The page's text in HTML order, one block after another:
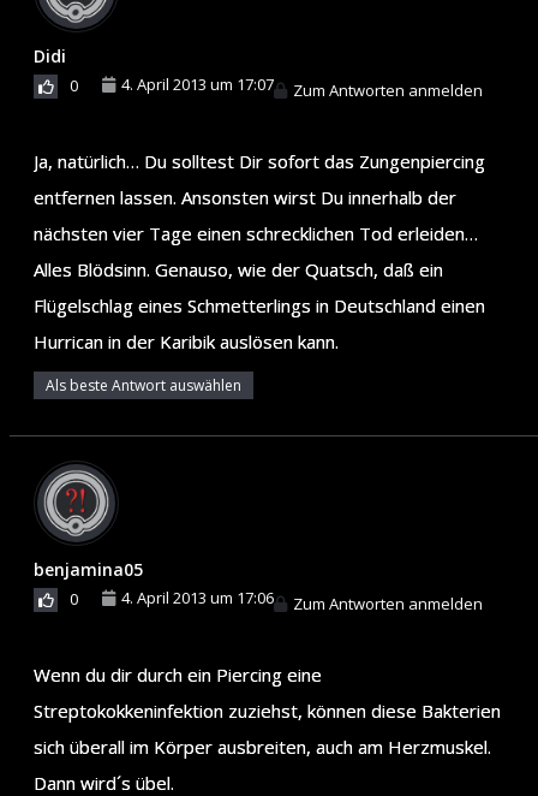
Didi
0 4. April 2013 um 17:07 Zum Antworten anmelden
Ja, natürlich… Du solltest Dir sofort das Zungenpiercing
entfernen lassen. Ansonsten wirst Du innerhalb der
nächsten vier Tage einen schrecklichen Tod erleiden…
Alles Blödsinn. Genauso, wie der Quatsch, daß ein
Flügelschlag eines Schmetterlings in Deutschland einen
Hurrican in der Karibik auslösen kann.
Als beste Antwort auswählen
benjamina05
0 4. April 2013 um 17:06 Zum Antworten anmelden
Wenn du dir durch ein Piercing eine
Streptokokkeninfektion zuziehst, können diese Bakterien
sich überall im Körper ausbreiten, auch am Herzmuskel.
Dann wird´s übel.